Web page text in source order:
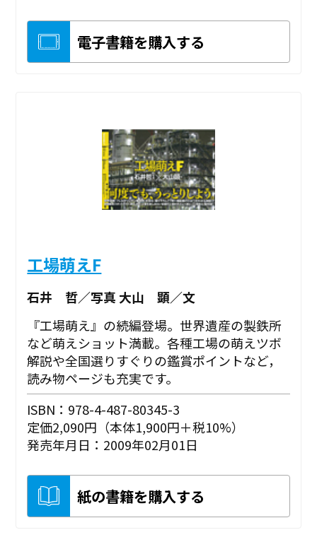
電子書籍を購入する
工場萌えF
石井 哲／写真 大山 顕／文
『工場萌え』の続編登場。世界遺産の製鉄所
など萌えショット満載。各種工場の萌えツボ
解説や全国選りすぐりの鑑賞ポイントなど，
読み物ページも充実です。
ISBN：978-4-487-80345-3
定価2,090円（本体1,900円＋税10%）
発売年月日：2009年02月01日
紙の書籍を購入する